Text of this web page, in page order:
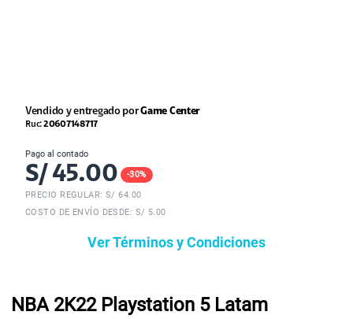
Vendido y entregado porGame Center
Ruc:20607148717
Pago al contado
S/ 45.00 -30%
PRECIO REGULAR: S/64.00
COSTO DE ENVÍO DESDE: S/ 5.00
Ver Términos y Condiciones
NBA 2K22 Playstation 5 Latam